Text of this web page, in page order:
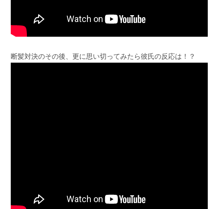
断髪対決のその後、更に思い切ってみたら彼氏の反応は！？